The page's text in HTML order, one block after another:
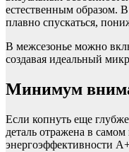
естественным образом.
плавно спускаться,
В межсезонье можно
создавая идеальный
Минимум
Если копнуть еще
деталь отражена в
энергоэффективности